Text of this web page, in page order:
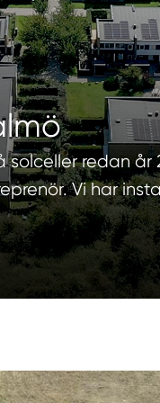
redan år
Vi har